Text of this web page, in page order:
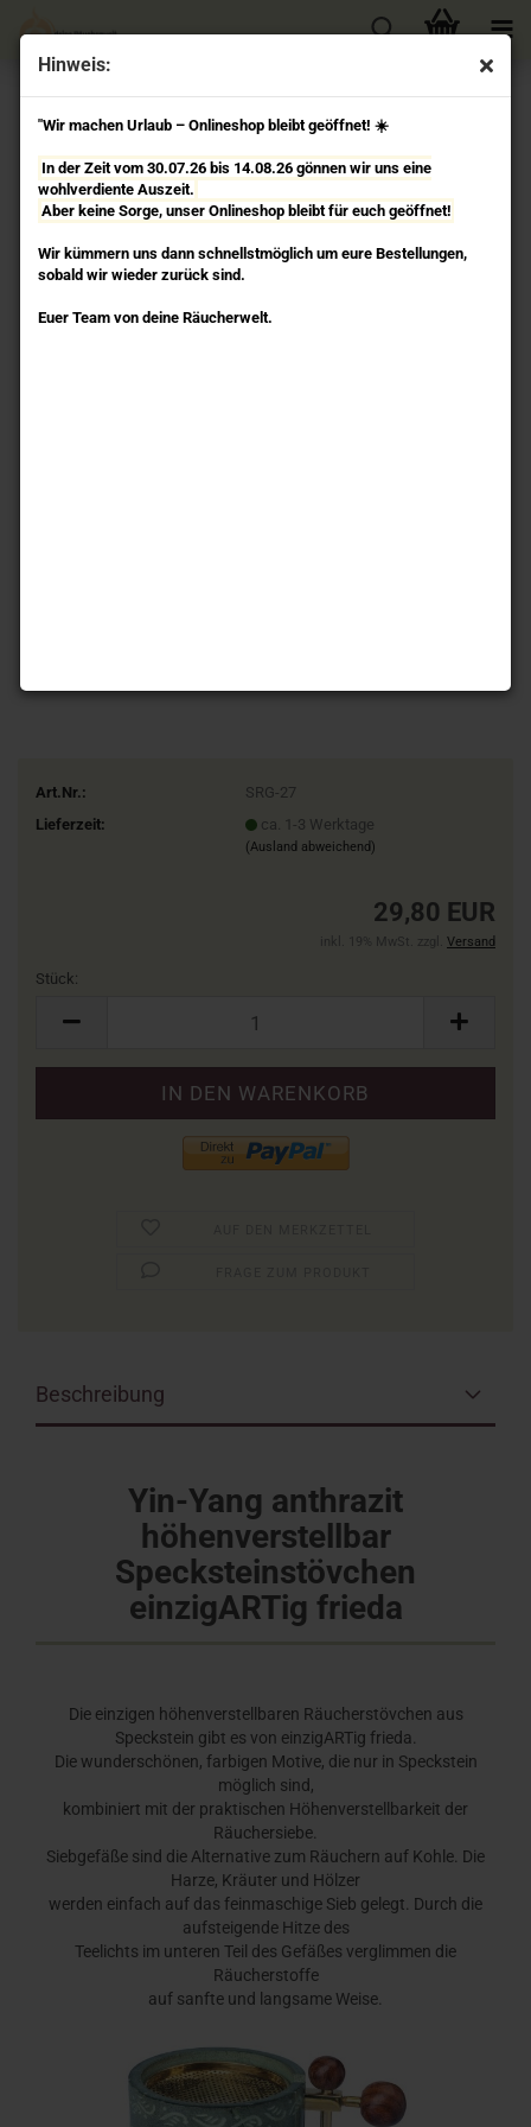
Hinweis:
"Wir machen Urlaub – Onlineshop bleibt geöffnet! ☀️
In der Zeit vom 30.07.26 bis 14.08.26 gönnen wir uns eine
wohlverdiente Auszeit.
Aber keine Sorge, unser Onlineshop bleibt für euch geöffnet!
Wir kümmern uns dann schnellstmöglich um eure Bestellungen,
sobald wir wieder zurück sind.
Euer Team von deine Räucherwelt.
« Erster « zurück weiter »
Letzter »
32Artikel in dieser Kategorie
Yin-Yang anthrazit - höhenverstellbares
Specksteinstövchen einzigARTig frieda
Art.Nr.:
SRG-27
Lieferzeit:
ca. 1-3 Werktage
(Ausland abweichend)
29,80 EUR
inkl. 19% MwSt. zzgl. Versand
Stück:
Beschreibung
Yin-Yang anthrazit
höhenverstellbar
Specksteinstövchen
einzigARTig frieda
Die einzigen höhenverstellbaren Räucherstövchen aus
Speckstein gibt es von einzigARTig frieda.
Die wunderschönen, farbigen Motive, die nur in Speckstein
möglich sind,
kombiniert mit der praktischen Höhenverstellbarkeit der
Räuchersiebe.
Siebgefäße sind die Alternative zum Räuchern auf Kohle. Die
Harze, Kräuter und Hölzer
werden einfach auf das feinmaschige Sieb gelegt. Durch die
aufsteigende Hitze des
Teelichts im unteren Teil des Gefäßes verglimmen die
Räucherstoffe
auf sanfte und langsame Weise.